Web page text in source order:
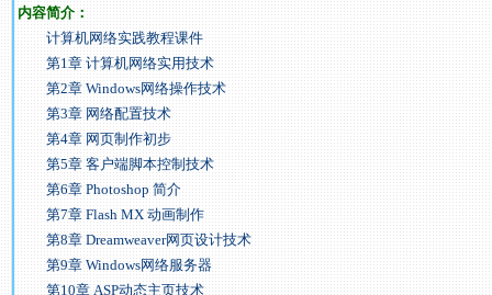
内容简介：
计算机网络实践教程课件
第1章 计算机网络实用技术
第2章 Windows网络操作技术
第3章 网络配置技术
第4章 网页制作初步
第5章 客户端脚本控制技术
第6章 Photoshop 简介
第7章 Flash MX 动画制作
第8章 Dreamweaver网页设计技术
第9章 Windows网络服务器
第10章 ASP动态主页技术